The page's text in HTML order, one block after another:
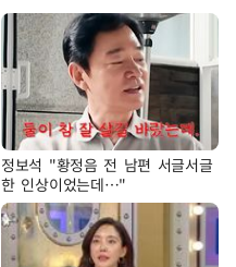
정보석 "황정음 전 남편 서글서글
한 인상이었는데…"